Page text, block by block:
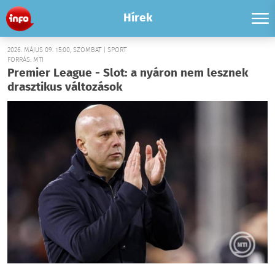
Hírek
2026. MÁJUS 09. 15:00, SZOMBAT | SPORT
FORRÁS: MTI
Premier League - Slot: a nyáron nem lesznek
drasztikus változások